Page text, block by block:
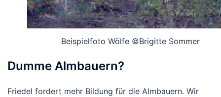
Beispielfoto Wölfe ©Brigitte Sommer
Dumme Almbauern?
Friedel fordert mehr Bildung für die Almbauern. Wir